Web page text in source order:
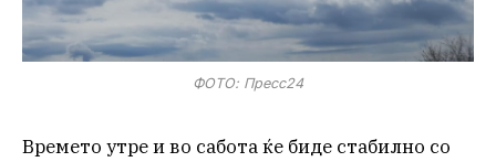
ФОТО: Пресс24
Времето утре и во сабота ќе биде стабилно со